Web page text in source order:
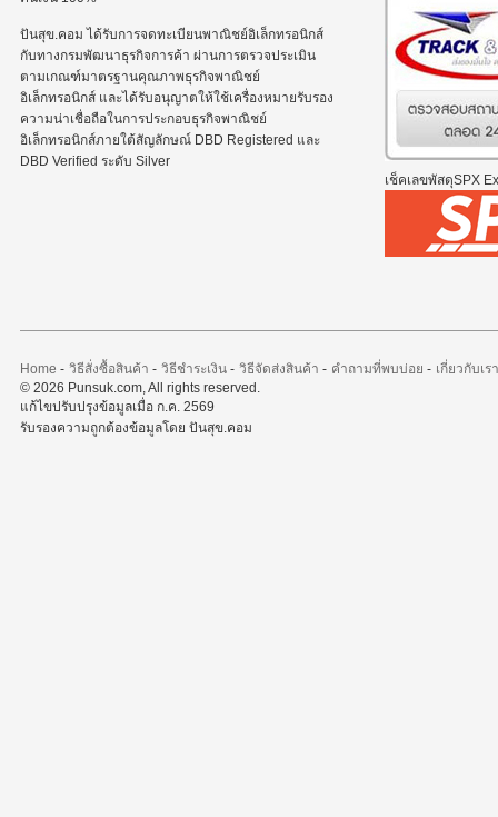
ปันสุข.คอม ได้รับการจดทะเบียนพาณิชย์อิเล็กทรอนิกส์
กับทางกรมพัฒนาธุรกิจการค้า ผ่านการตรวจประเมิน
ตามเกณฑ์มาตรฐานคุณภาพธุรกิจพาณิชย์
อิเล็กทรอนิกส์ และได้รับอนุญาตให้ใช้เครื่องหมายรับรอง
ความน่าเชื่อถือในการประกอบธุรกิจพาณิชย์
อิเล็กทรอนิกส์ภายใต้สัญลักษณ์ DBD Registered และ
DBD Verified ระดับ Silver
เช็คเลขพัสดุSPX
Home - วิธีสั่งซื้อสินค้า - วิธีชำระเงิน- วิธีจัดส่งสินค้า - คำถามที่พบบ่อย - เกี่ยวกับเรา
© 2026 Punsuk.com, All rights reserved.
แก้ไขปรับปรุงข้อมูลเมื่อ ก.ค. 2569
รับรองความถูกต้องข้อมูลโดย ปันสุข.คอม